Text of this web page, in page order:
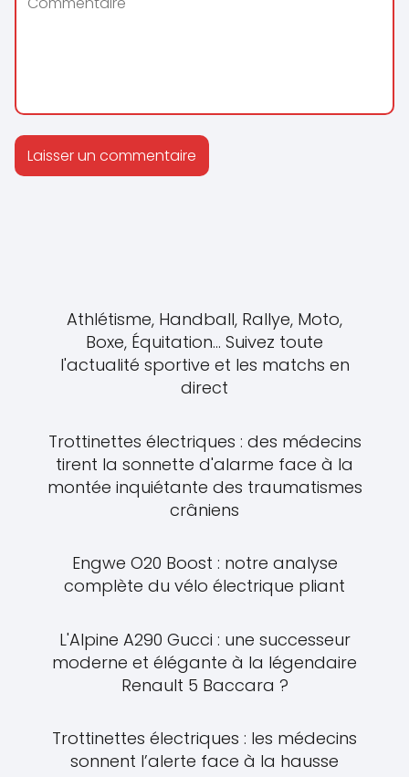
Athlétisme, Handball, Rallye, Moto,
Boxe, Équitation... Suivez toute
l'actualité sportive et les matchs en
direct
Trottinettes électriques : des médecins
tirent la sonnette d'alarme face à la
montée inquiétante des traumatismes
crâniens
Engwe O20 Boost : notre analyse
complète du vélo électrique pliant
L'Alpine A290 Gucci : une successeur
moderne et élégante à la légendaire
Renault 5 Baccara ?
Trottinettes électriques : les médecins
sonnent l’alerte face à la hausse